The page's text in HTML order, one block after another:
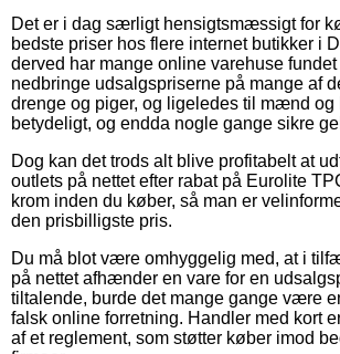
Det er i dag særligt hensigtsmæssigt for
bedste priser hos flere internet butikker i
derved har mange online varehuse
nedbringe udsalgspriserne på mange af
drenge og piger, og ligeledes til mænd og
betydeligt, og endda nogle gange sikre
Dog kan det trods alt blive profitabelt at
outlets på nettet efter rabat på Eurolite
krom inden du køber, så man er
den prisbilligste pris.
Du må blot være omhyggelig med, at i
på nettet afhænder en vare for en
tiltalende, burde det mange gange være
falsk online forretning. Handler med kort
af et reglement, som støtter køber imod